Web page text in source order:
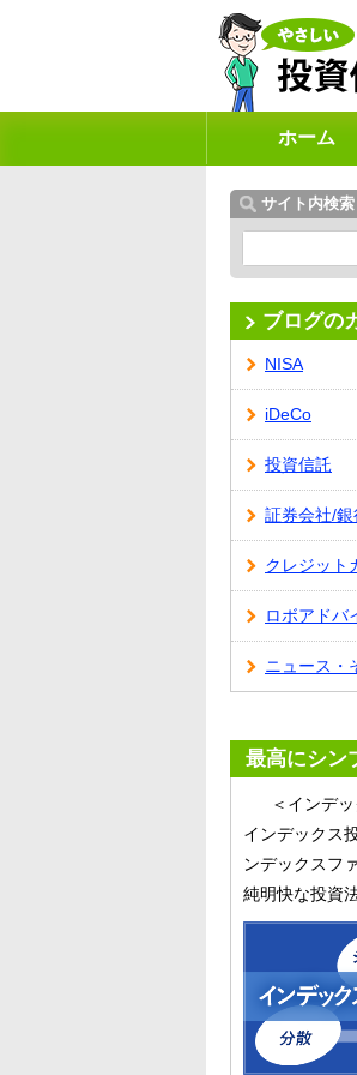
ホーム
サイト内検索
ブログの
NISA
iDeCo
投資信託
証券会社/銀
クレジット
ロボアドバ
ニュース・
最高にシン
＜インデ
インデックス
ンデックスフ
純明快な投資